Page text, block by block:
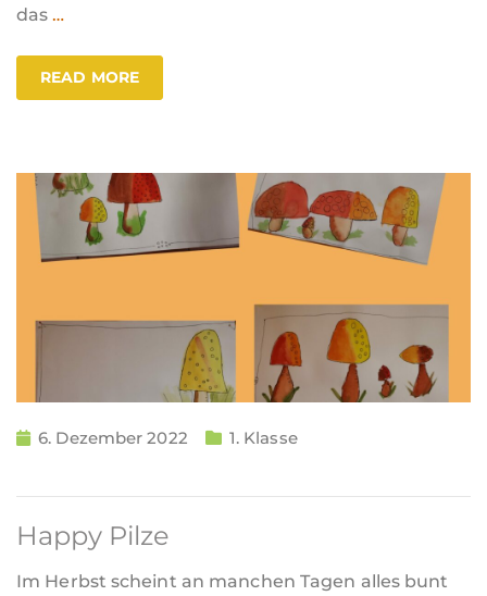
das…
READ MORE
6. Dezember 2022 1. Klasse
Happy Pilze
Im Herbst scheint an manchen Tagen alles bunt